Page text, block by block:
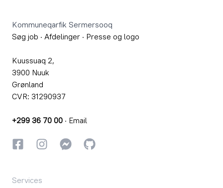
Kommuneqarfik Sermersooq
Søg job · Afdelinger · Presse og logo
Kuussuaq 2,
3900 Nuuk
Grønland
CVR: 31290937
+299 36 70 00 · Email
FacebookInstagramInstagram
GitHub
Services